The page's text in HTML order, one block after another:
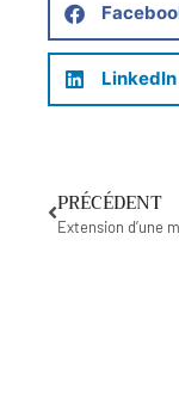
LinkedIn
PRÉCÉDENT